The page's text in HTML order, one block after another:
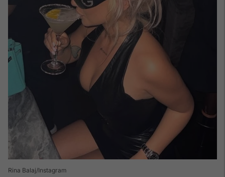
Rina Balaj/Instagram